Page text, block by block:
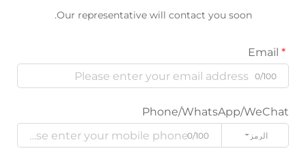
Our representative will contact you soon.
Phone/WhatsApp/
0/100